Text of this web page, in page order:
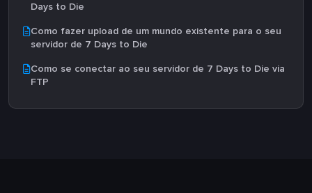
Days to Die
Como fazer upload de um mundo existente para o seu
servidor de 7 Days to Die
Como se conectar ao seu servidor de 7 Days to Die via
FTP